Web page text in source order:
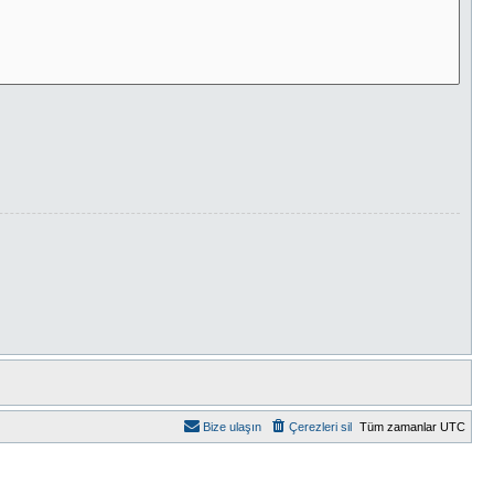
Tüm zamanlar UTC
Çerezleri sil
Bize ulaşın